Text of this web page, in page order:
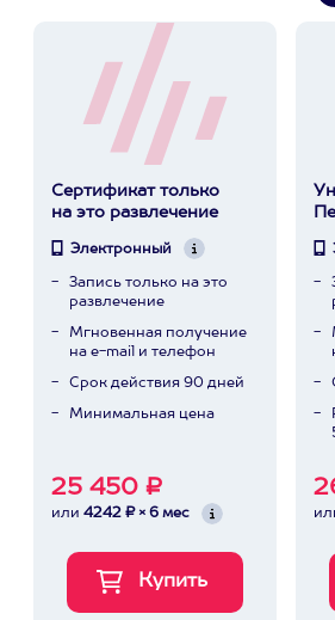
Сертификат только
на это развлечение
Электронный
Запись только на это
развлечение
Мгновенная получение
на e-mail и телефон
Срок действия 90 дней
Минимальная цена
25 450 ₽
или 4242 ₽ × 6 мес